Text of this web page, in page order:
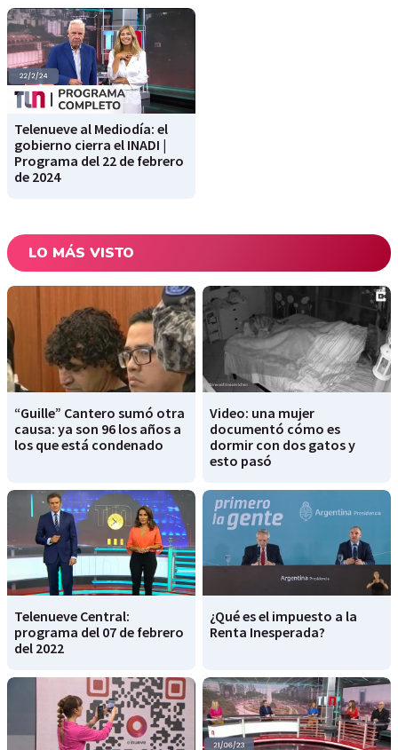
Telenueve al Mediodía: el
gobierno cierra el INADI |
Programa del 22 de febrero
de 2024
LO MÁS VISTO
“Guille” Cantero sumó otra
causa: ya son 96 los años a
los que está condenado
Video: una mujer
documentó cómo es
dormir con dos gatos y
esto pasó
Telenueve Central:
programa del 07 de febrero
del 2022
¿Qué es el impuesto a la
Renta Inesperada?